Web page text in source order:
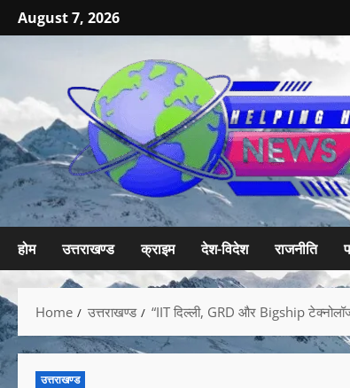
August 7, 2026
होम उत्तराखण्ड क्राइम देश-विदेश राजनीति
Home उत्तराखण्ड “IIT दिल्ली, GRD और Bigship
उत्तराखण्ड